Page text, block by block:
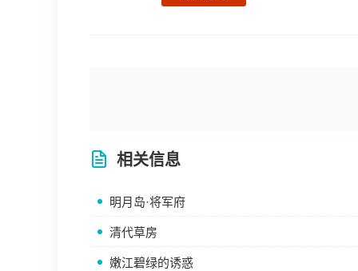
相关信息
明月岛·将军府
清代草房
嫩江碧绿的诱惑